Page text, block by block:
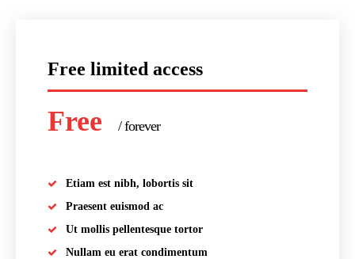
Free limited access
Free / forever
Etiam est nibh, lobortis sit
Praesent euismod ac
Ut mollis pellentesque tortor
Nullam eu erat condimentum